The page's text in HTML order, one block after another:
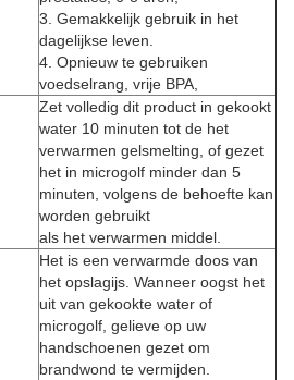
3. Gemakkelijk gebruik in het
dagelijkse leven.
4. Opnieuw te gebruiken
voedselrang, vrije BPA,
Zet volledig dit product in gekookt
water 10 minuten tot de het
verwarmen gelsmelting, of gezet
het in microgolf minder dan 5
minuten, volgens de behoefte kan
worden gebruikt
als het verwarmen middel.
Het is een verwarmde doos van
het opslagijs. Wanneer oogst het
uit van gekookte water of
microgolf, gelieve op uw
handschoenen gezet om
brandwond te vermijden.